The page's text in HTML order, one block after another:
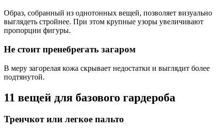
Образ, собранный из однотонных вещей, позволяет визуально
выглядеть стройнее. При этом крупные узоры увеличивают
пропорции фигуры.
Не стоит пренебрегать загаром
В меру загорелая кожа скрывает недостатки и выглядит более
подтянутой.
11 вещей для базового гардероба
Тренчкот или легкое пальто